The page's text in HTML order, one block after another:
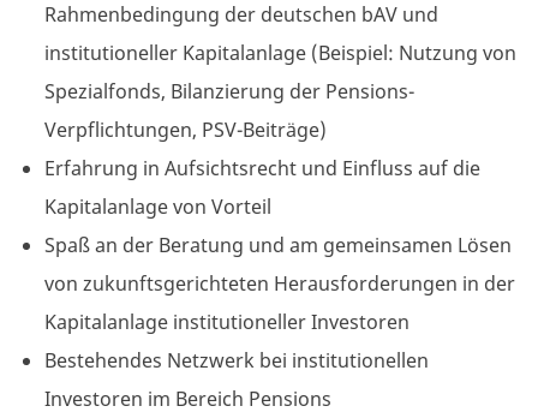
Rahmenbedingung der deutschen bAV und
institutioneller Kapitalanlage (Beispiel: Nutzung von
Spezialfonds, Bilanzierung der Pensions-
Verpflichtungen, PSV-Beiträge)
Erfahrung in Aufsichtsrecht und Einfluss auf die
Kapitalanlage von Vorteil
Spaß an der Beratung und am gemeinsamen Lösen
von zukunftsgerichteten Herausforderungen in der
Kapitalanlage institutioneller Investoren
Bestehendes Netzwerk bei institutionellen
Investoren im Bereich Pensions